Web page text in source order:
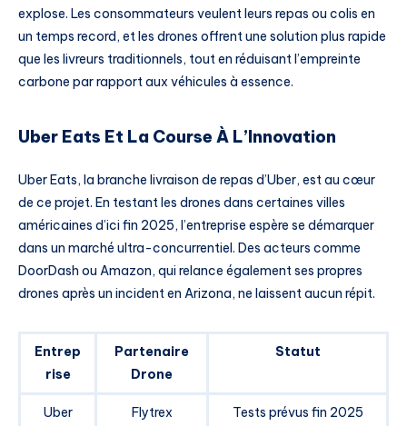
explose. Les consommateurs veulent leurs repas ou colis en
un temps record, et les drones offrent une solution plus rapide
que les livreurs traditionnels, tout en réduisant l’empreinte
carbone par rapport aux véhicules à essence.
Uber Eats Et La Course À L’Innovation
Uber Eats, la branche livraison de repas d’Uber, est au cœur
de ce projet. En testant les drones dans certaines villes
américaines d’ici fin 2025, l’entreprise espère se démarquer
dans un marché ultra-concurrentiel. Des acteurs comme
DoorDash ou Amazon, qui relance également ses propres
drones après un incident en Arizona, ne laissent aucun répit.
Entrep
rise
Partenaire
Drone
Statut
Uber Flytrex Tests prévus fin 2025